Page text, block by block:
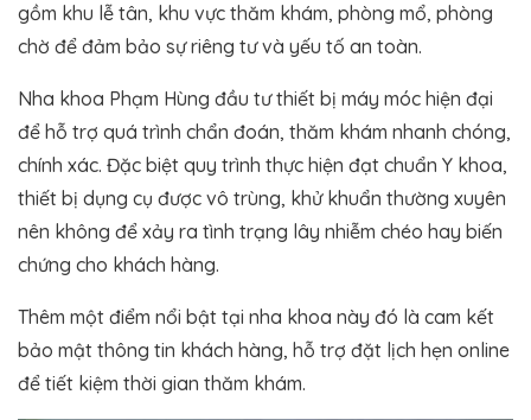
gồm khu lễ tân, khu vực thăm khám, phòng mổ, phòng
chờ để đảm bảo sự riêng tư và yếu tố an toàn.
Nha khoa Phạm Hùng đầu tư thiết bị máy móc hiện đại
để hỗ trợ quá trình chẩn đoán, thăm khám nhanh chóng,
chính xác. Đặc biệt quy trình thực hiện đạt chuẩn Y khoa,
thiết bị dụng cụ được vô trùng, khử khuẩn thường xuyên
nên không để xảy ra tình trạng lây nhiễm chéo hay biến
chứng cho khách hàng.
Thêm một điểm nổi bật tại nha khoa này đó là cam kết
bảo mật thông tin khách hàng, hỗ trợ đặt lịch hẹn online
để tiết kiệm thời gian thăm khám.